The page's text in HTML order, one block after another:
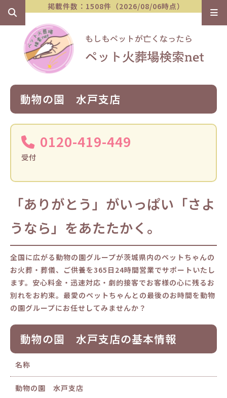
掲載件数：1508件（2026/08/06時点）
動物の園 水戸支店
0120-419-449
受付
「ありがとう」がいっぱい「さよ
うなら」をあたたかく。
全国に広がる動物の園グループが茨城県内のペットちゃんの
お火葬・葬儀、ご供養を365日24時間営業でサポートいたし
ます。安心料金・迅速対応・劇的接客でお客様の心に残るお
別れをお約束。最愛のペットちゃんとの最後のお時間を動物
の園グループにお任せしてみませんか？
動物の園 水戸支店の基本情報
名称
動物の園 水戸支店